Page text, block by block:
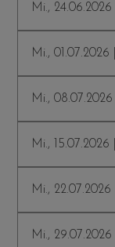
Mi.,
Mi., 01.07.2026
Mi.,
Mi., 15.07.2026
Mi.,
Mi.,